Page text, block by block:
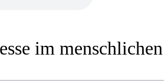
im menschlichen